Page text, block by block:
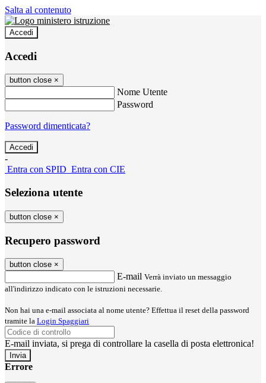
Salta al contenuto
Accedi
Accedi
button close ×
Nome Utente
Password
Password dimenticata?
-
Entra con SPID Entra con CIE
Seleziona utente
button close ×
Recupero password
button close ×
E-mail Verrà inviato un messaggio
all'indirizzo indicato con le istruzioni necessarie.
Non hai una e-mail associata al nome utente? Effettua il reset della password
tramite la Login Spaggiari
E-mail inviata, si prega di controllare la casella di posta elettronica!
Errore